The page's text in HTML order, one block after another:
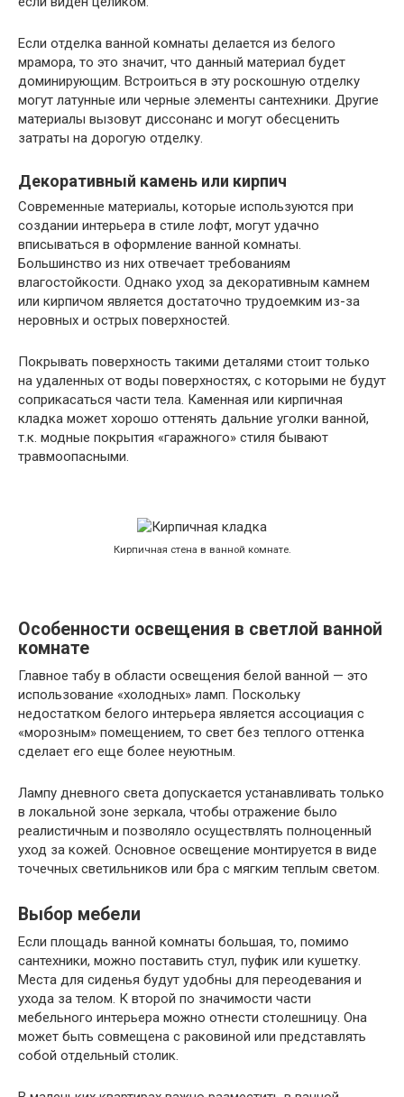
Если отделка ванной комнаты делается из белого
мрамора, то это значит, что данный материал будет
доминирующим. Встроиться в эту роскошную отделку
могут латунные или черные элементы сантехники. Другие
материалы вызовут диссонанс и могут обесценить
затраты на дорогую отделку.
Декоративный камень или кирпич
Современные материалы, которые используются при
создании интерьера в стиле лофт, могут удачно
вписываться в оформление ванной комнаты.
Большинство из них отвечает требованиям
влагостойкости. Однако уход за декоративным камнем
или кирпичом является достаточно трудоемким из-за
неровных и острых поверхностей.
Покрывать поверхность такими деталями стоит только
на удаленных от воды поверхностях, с которыми не будут
соприкасаться части тела. Каменная или кирпичная
кладка может хорошо оттенять дальние уголки ванной,
т.к. модные покрытия «гаражного» стиля бывают
травмоопасными.
Кирпичная стена в ванной комнате.
Особенности освещения в светлой ванной
комнате
Главное табу в области освещения белой ванной — это
использование «холодных» ламп. Поскольку
недостатком белого интерьера является ассоциация с
«морозным» помещением, то свет без теплого оттенка
сделает его еще более неуютным.
Лампу дневного света допускается устанавливать только
в локальной зоне зеркала, чтобы отражение было
реалистичным и позволяло осуществлять полноценный
уход за кожей. Основное освещение монтируется в виде
точечных светильников или бра с мягким теплым светом.
Выбор мебели
Если площадь ванной комнаты большая, то, помимо
сантехники, можно поставить стул, пуфик или кушетку.
Места для сиденья будут удобны для переодевания и
ухода за телом. К второй по значимости части
мебельного интерьера можно отнести столешницу. Она
может быть совмещена с раковиной или представлять
собой отдельный столик.